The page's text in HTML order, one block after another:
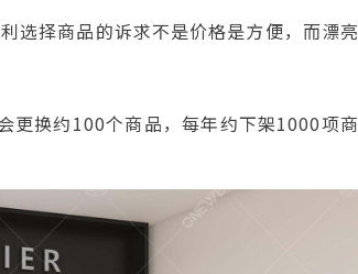
选择商品的诉求不是价格是方便，而漂亮
更换约100个商品，每年约下架1000项商